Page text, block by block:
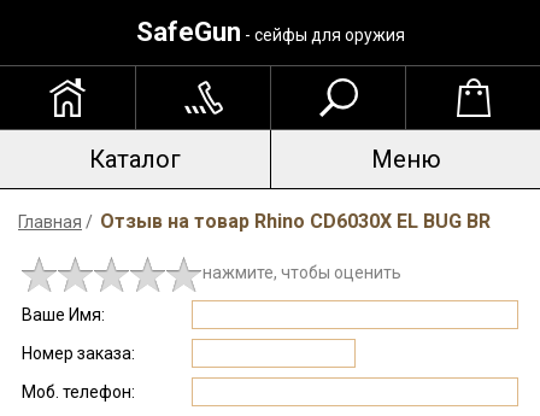
SafeGun - сейфы для оружия
Каталог Меню
Главная / Отзыв на товар Rhino CD6030X EL BUG BR
нажмите, чтобы оценить
Ваше Имя:
Номер заказа:
Моб. телефон: